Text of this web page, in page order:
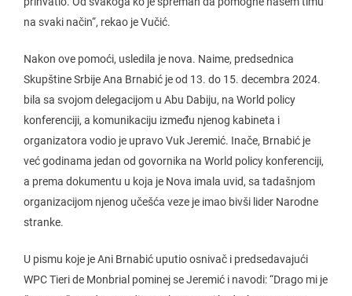
na svaki način“, rekao je Vučić.
Nakon ove pomoći, usledila je nova. Naime, predsednica
Skupštine Srbije Ana Brnabić je od 13. do 15. decembra 2024.
bila sa svojom delegacijom u Abu Dabiju, na World policy
konferenciji, a komunikaciju između njenog kabineta i
organizatora vodio je upravo Vuk Jeremić. Inače, Brnabić je
već godinama jedan od govornika na World policy konferenciji,
a prema dokumentu u koja je Nova imala uvid, sa tadašnjom
organizacijom njenog učešća veze je imao bivši lider Narodne
stranke.
U pismu koje je Ani Brnabić uputio osnivač i predsedavajući
WPC Tieri de Monbrial pominej se Jeremić i navodi: “Drago mi je